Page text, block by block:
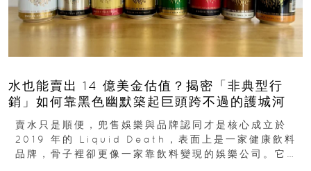
水也能賣出 14 億美金估值？揭密「非典型行
銷」如何靠黑色幽默築起巨頭跨不過的護城河
賣水只是順便，兜售娛樂與品牌認同才是核心成立於
2019 年的 Liquid Death，表面上是一家健康飲料
品牌，骨子裡卻更像一家靠飲料變現的娛樂公司。它最